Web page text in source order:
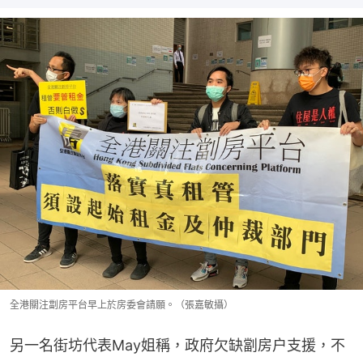
全港關注劏房平台早上於房委會請願。（張嘉敏攝）
另一名街坊代表May姐稱，政府欠缺劏房户支援，不